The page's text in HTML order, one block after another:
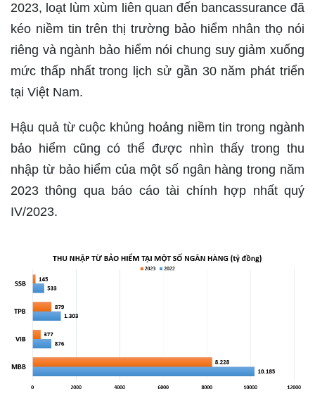
2023, loạt lùm xùm liên quan đến bancassurance đã
kéo niềm tin trên thị trường bảo hiểm nhân thọ nói
riêng và ngành bảo hiểm nói chung suy giảm xuống
mức thấp nhất trong lịch sử gần 30 năm phát triển
tại Việt Nam.
Hậu quả từ cuộc khủng hoảng niềm tin trong ngành
bảo hiểm cũng có thể được nhìn thấy trong thu
nhập từ bảo hiểm của một số ngân hàng trong năm
2023 thông qua báo cáo tài chính hợp nhất quý
IV/2023.